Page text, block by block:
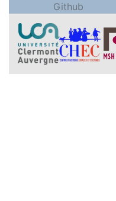
Github